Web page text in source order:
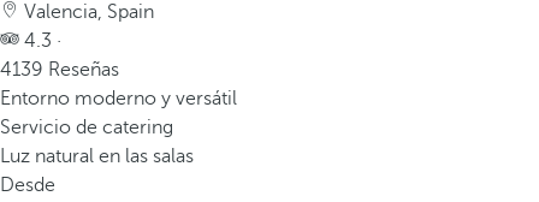
Valencia, Spain
4.3 ·
4139 Reseñas
Entorno moderno y versátil
Servicio de catering
Luz natural en las salas
Desde